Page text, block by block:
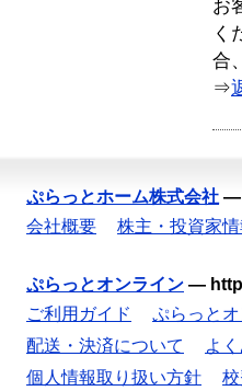
お
く
合
⇒
ぷらっとホーム株式会社 —
会社概要
株主・投資家情
ぷらっとオンライン —
ご利用ガイド
ぷらっと
配送・決済について
よ
個人情報取り扱い方針